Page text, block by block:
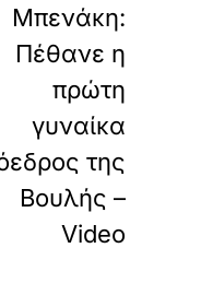
Μπενάκη:
Πέθανε η
πρώτη
γυναίκα
της
Βουλής –
Video